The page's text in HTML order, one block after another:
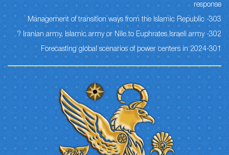
response
303- Management of transition ways from the Islamic Republic
302- Iranian army, Islamic army or Nile to Euphrates Israeli army ?
301-Forecasting global scenarios of power centers in 2024